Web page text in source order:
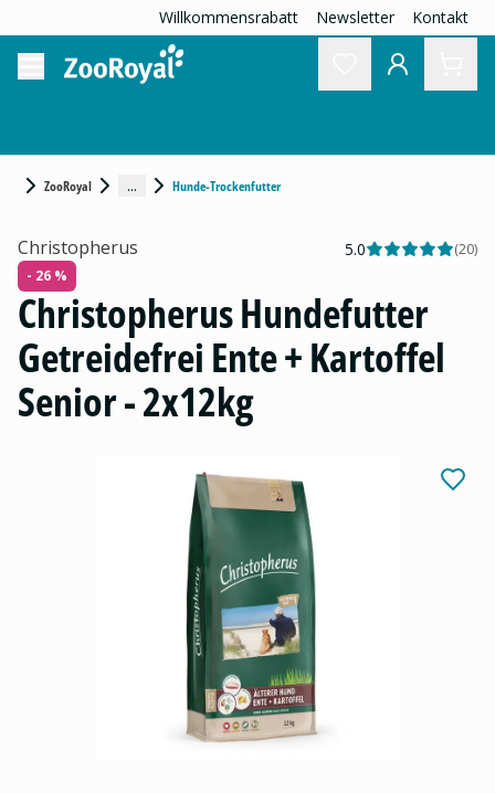
Willkommensrabatt Newsletter Kontakt
ZooRoyal ... Hunde-Trockenfutter
Christopherus 5.0 (20)
- 26 %
Christopherus Hundefutter
Getreidefrei Ente + Kartoffel
Senior - 2x12kg